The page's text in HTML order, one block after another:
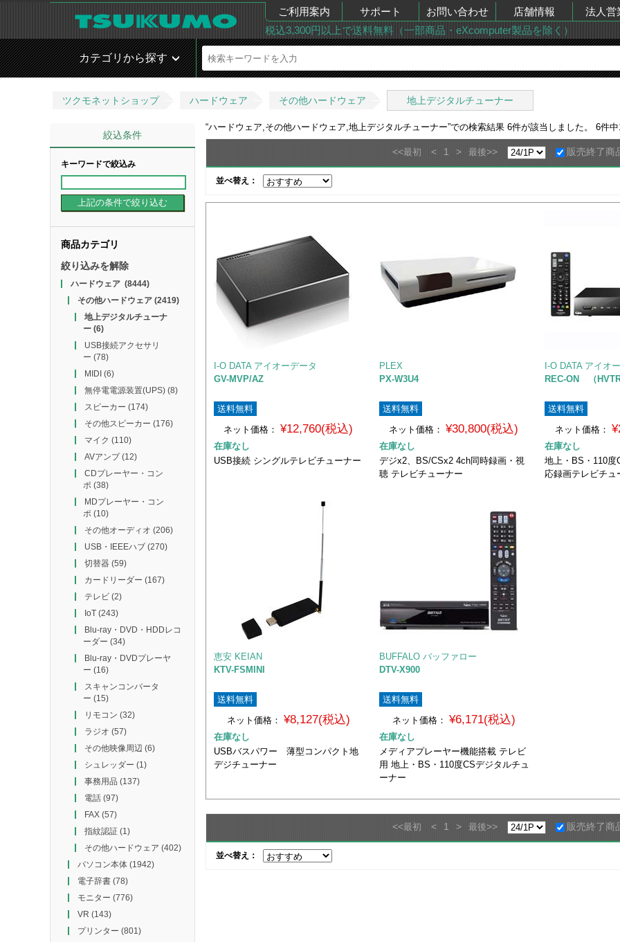
ご利用案内 サポート お問い合わせ 店舗情報 法人営
税込3,300円以上で送料無料（一部商品・eXcomputer製品を除く）
カテゴリから探す
ツクモネットショップ ハードウェア その他ハードウェア 地上デジタルチューナー
絞込条件
キーワードで絞込み
商品カテゴリ
絞り込みを解除
ハードウェア(8444)
その他ハードウェア(2419)
地上デジタルチューナ
ー(6)
USB接続アクセサリ
ー (78)
MIDI (6)
無停電電源装置(UPS)(8)
スピーカー (174)
その他スピーカー (176)
マイク (110)
AVアンプ(12)
CDプレーヤー・コン
ポ (38)
MDプレーヤー・コン
ポ (10)
その他オーディオ (206)
USB・IEEEハブ(270)
切替器(59)
カードリーダー (167)
テレビ(2)
IoT(243)
Blu-ray・DVD・HDDレコ
ーダー (34)
Blu-ray・DVDプレーヤ
ー (16)
スキャンコンバータ
ー (15)
リモコン (32)
ラジオ (57)
その他映像周辺 (6)
シュレッダー (1)
事務用品 (137)
電話(97)
FAX(57)
指紋認証(1)
その他ハードウェア (402)
パソコン本体(1942)
電子辞書(78)
モニター (776)
VR (143)
プリンター (801)
“ハードウェア,その他ハードウェア,地上デジタルチューナー”での検索結果 6件が該当しました。 6件中
<<最初 < 1 > 最後>> 販売終了商
並べ替え：
I-O DATA アイオーデータ
GV-MVP/AZ
送料無料
ネット価格：
¥12,760(税込)
在庫なし
USB接続 シングルテレビチューナー
PLEX
PX-W3U4
送料無料
ネット価格：
¥30,800(税込)
在庫なし
デジx2、BS/CSx2 4ch同時録画・視
聴 テレビチューナー
I-O DATA アイオ
REC-ON （
送料無料
ネット価格：
在庫なし
地上・BS・110度
応録画テレビチュ
恵安 KEIAN
KTV-FSMINI
送料無料
ネット価格： ¥8,127(税込)
在庫なし
USBバスパワー 薄型コンパクト地
デジチューナー
BUFFALO バッファロー
DTV-X900
送料無料
ネット価格： ¥6,171(税込)
在庫なし
メディアプレーヤー機能搭載 テレビ
用 地上・BS・110度CSデジタルチュ
ーナー
<<最初 < 1 > 最後>> 販売終了商
並べ替え：